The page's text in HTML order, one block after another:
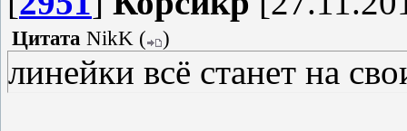
Цитата NikK ( )
линейки всё станет на